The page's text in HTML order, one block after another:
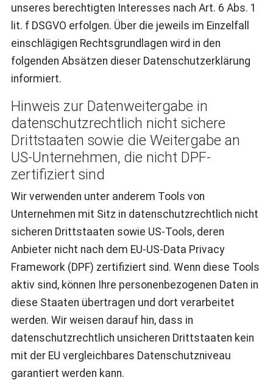
unseres berechtigten Interesses nach Art. 6 Abs. 1
lit. f DSGVO erfolgen. Über die jeweils im Einzelfall
einschlägigen Rechtsgrundlagen wird in den
folgenden Absätzen dieser Datenschutzerklärung
informiert.
Hinweis zur Datenweitergabe in
datenschutzrechtlich nicht sichere
Drittstaaten sowie die Weitergabe an
US-Unternehmen, die nicht DPF-
zertifiziert sind
Wir verwenden unter anderem Tools von
Unternehmen mit Sitz in datenschutzrechtlich nicht
sicheren Drittstaaten sowie US-Tools, deren
Anbieter nicht nach dem EU-US-Data Privacy
Framework (DPF) zertifiziert sind. Wenn diese Tools
aktiv sind, können Ihre personenbezogenen Daten in
diese Staaten übertragen und dort verarbeitet
werden. Wir weisen darauf hin, dass in
datenschutzrechtlich unsicheren Drittstaaten kein
mit der EU vergleichbares Datenschutzniveau
garantiert werden kann.